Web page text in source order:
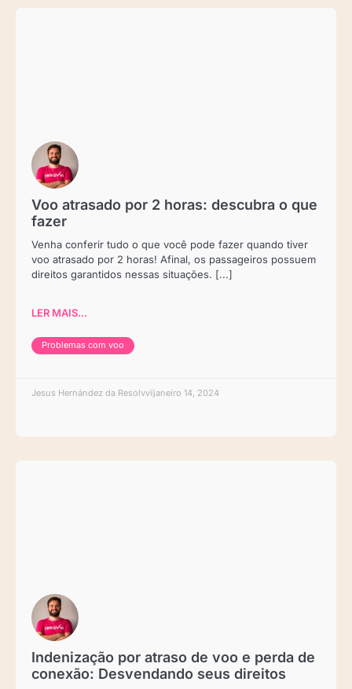
Voo atrasado por 2 horas: descubra o que
fazer
Venha conferir tudo o que você pode fazer quando tiver
voo atrasado por 2 horas! Afinal, os passageiros possuem
direitos garantidos nessas situações. [...]
LER MAIS...
Problemas com voo
Jesus Hernández da Resolvvi janeiro 14, 2024
Indenização por atraso de voo e perda de
conexão: Desvendando seus direitos